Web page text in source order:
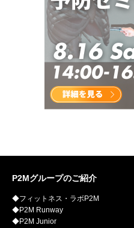
P2Mグループのご紹介
◆フィットネス・ラボP2M
◆P2M Runway
◆P2M Junior